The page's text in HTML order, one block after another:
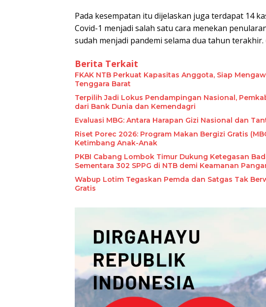
Pada kesempatan itu dijelaskan juga terdapat 14
Covid-1 menjadi salah satu cara menekan
sudah menjadi pandemi selama dua tahun terakhir.
Berita Terkait
FKAK NTB Perkuat Kapasitas Anggota, Siap
Tenggara Barat
Terpilih Jadi Lokus Pendampingan Nasional,
dari Bank Dunia dan Kemendagri
Evaluasi MBG: Antara Harapan Gizi Nasional dan
Riset Porec 2026: Program Makan Bergizi Gratis
Ketimbang Anak-Anak
PKBI Cabang Lombok Timur Dukung Ketegasan
Sementara 302 SPPG di NTB demi Keamanan
Wabup Lotim Tegaskan Pemda dan Satgas Tak
Gratis